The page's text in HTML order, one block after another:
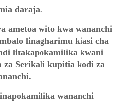
daraja.
ametoa wito kwa wananchi
linagharimu kiasi cha
litakapokamilika kwani
za Serikali kupitia kodi za
wananchi